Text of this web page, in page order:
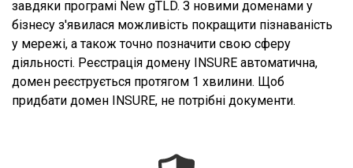
завдяки програмі New gTLD. З новими доменами у
бізнесу з'явилася можливість покращити пізнаваність
у мережі, а також точно позначити свою сферу
діяльності. Реєстрація домену INSURE автоматична,
домен реєструється протягом 1 хвилини. Щоб
придбати домен INSURE, не потрібні документи.